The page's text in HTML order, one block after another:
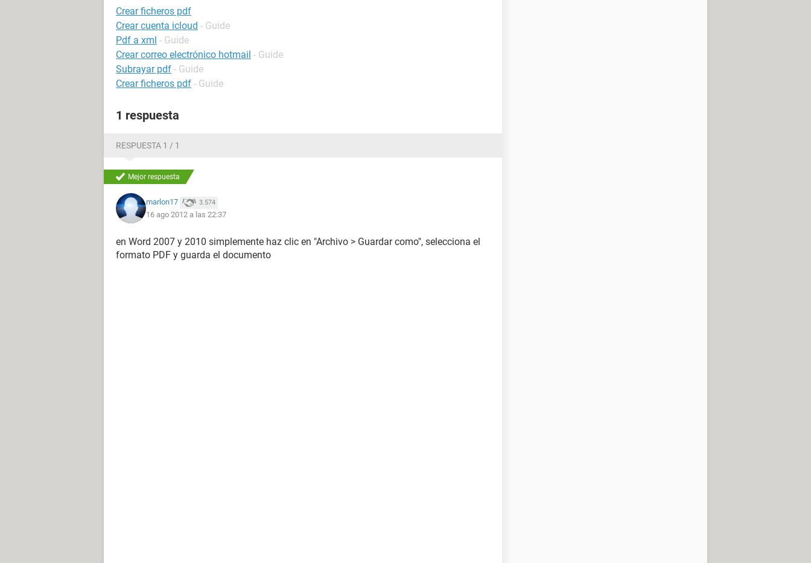
Crear ficheros pdf
Crear cuenta icloud - Guide
Pdf a xml - Guide
Crear correo electrónico hotmail - Guide
Subrayar pdf - Guide
Crear ficheros pdf - Guide
1 respuesta
RESPUESTA 1 / 1
Mejor respuesta
marlon17 3.574
16 ago 2012 a las 22:37
en Word 2007 y 2010 simplemente haz clic en "Archivo > Guardar como", selecciona el
formato PDF y guarda el documento